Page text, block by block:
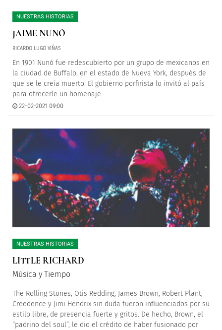
NUESTRAS HISTORIAS
JAIME NUNÓ
RICARDO LUGO VIÑAS
En 1901 Nunó fue redescubierto por un grupo de mexicanos en
la ciudad de Buffalo, en el estado de Nueva York, después de
que se le creía muerto. El gobierno porfirista lo invitó al país
para ofrecerle un homenaje.
22-02-2021 09:00
NUESTRAS HISTORIAS
LITTLE RICHARD
Música y Tiempo
The Rolling Stones, Otis Redding, James Brown, Robert Plant,
Creedence y Jimi Hendrix sin duda fueron influenciados por su
estilo libre, de presencia fuerte y gritos. De hecho, Brown, el
“padrino del soul”, le dio el crédito de haber fusionado por